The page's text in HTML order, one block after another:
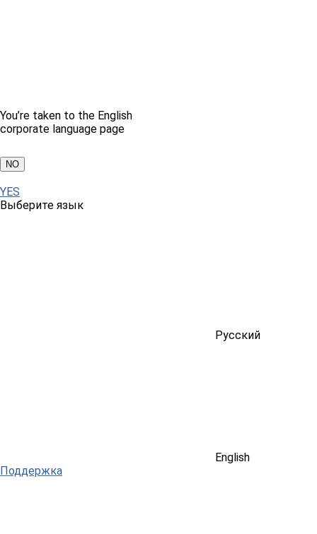
You’re taken to the English
corporate language page
NO
YES
Выберите язык
Русский
English
Поддержка